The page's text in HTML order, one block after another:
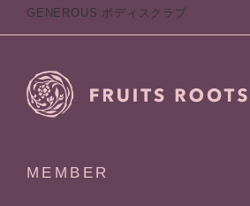
GENEROUS ボディスクラブ
MEMBER